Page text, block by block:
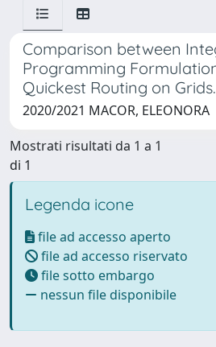
Comparison between
Programming
Quickest Routing on Grids.
2020/2021 MACOR, ELEONORA
Mostrati risultati da 1 a 1
di 1
Legenda icone
file ad accesso aperto
file ad accesso riservato
file sotto embargo
nessun file disponibile